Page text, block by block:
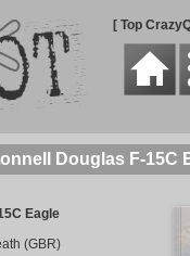
[ Top
Douglas F-15C
Eagle
(GBR)